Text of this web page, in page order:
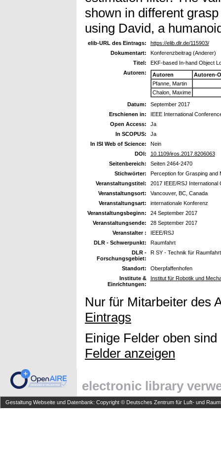
shown in different
using David, a
elib-URL des Eintrags:
https://elib.dlr.de/115903/
Dokumentart:
Konferenzbeitrag (Anderer)
Titel:
EKF-based In-hand Object
Autoren:
Autoren
Autoren-
Pfanne, Martin
Chalon, Maxime
Datum:
September 2017
Erschienen in:
IEEE International
Open Access:
Ja
In SCOPUS:
Ja
In ISI Web of Science:
Nein
DOI:
10.1109/iros.2017.8206063
Seitenbereich:
Seiten 2464-2470
Stichwörter:
Perception for Grasping and
Veranstaltungstitel:
2017 IEEE/RSJ
Veranstaltungsort:
Vancouver, BC, Canada
Veranstaltungsart:
internationale Konferenz
Veranstaltungsbeginn:
24 September 2017
Veranstaltungsende:
28 September 2017
Veranstalter :
IEEE/RSJ
DLR - Schwerpunkt:
Raumfahrt
DLR -
Forschungsgebiet:
R SY - Technik für
Standort:
Oberpfaffenhofen
Institute &
Einrichtungen:
Institut für Robotik und
Nur für Mitarbeiter des
Eintrags
Einige Felder oben
Felder anzeigen
electronic library
Gestaltung Webseite und Datenbank: Copyright © Deutsches Zentrum für Luft- und